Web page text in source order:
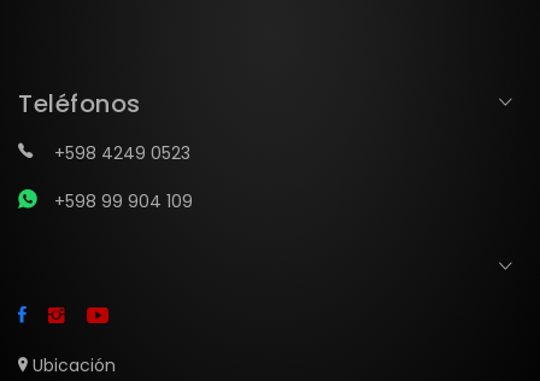
Teléfonos
+598 4249 0523
+598 99 904 109
Ubicación